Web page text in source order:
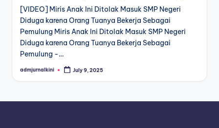
[VIDEO] Miris Anak Ini Ditolak Masuk SMP Negeri
Diduga karena Orang Tuanya Bekerja Sebagai
Pemulung Miris Anak Ini Ditolak Masuk SMP Negeri
Diduga karena Orang Tuanya Bekerja Sebagai
Pemulung -…
Posted
admjurnalkini July 9, 2025